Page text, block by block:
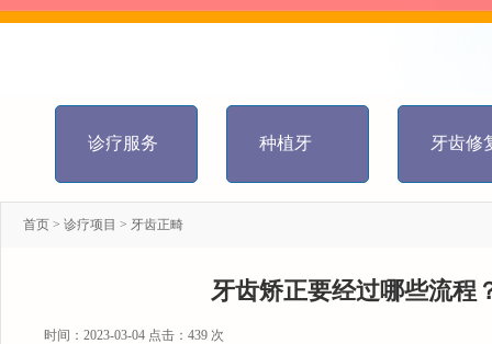
诊疗服务 种植牙 牙齿修
首页 > 诊疗项目 > 牙齿正畸
牙齿矫正要经过哪些流程
时间：2023-03-04 点击： 439 次